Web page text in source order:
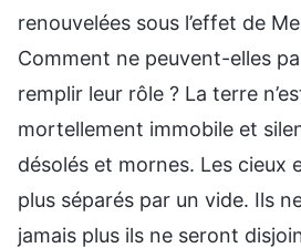
renouvelées sous l’effet de
Comment ne peuvent-elles
remplir leur rôle ? La terre
mortellement immobile et
désolés et mornes. Les cieux
plus séparés par un vide. Ils
jamais plus ils ne seront